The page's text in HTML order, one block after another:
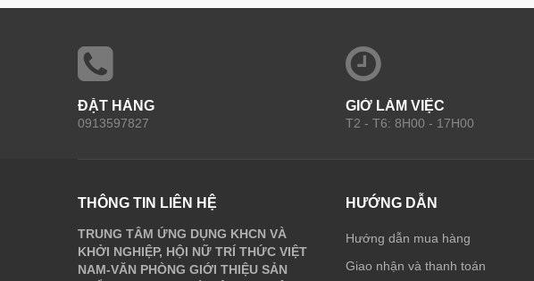
ĐẶT HÀNG
0913597827
GIỜ LÀM VIỆC
T2 - T6: 8H00 - 17H00
THÔNG TIN LIÊN HỆ
TRUNG TÂM ỨNG DỤNG KHCN VÀ
KHỞI NGHIỆP, HỘI NỮ TRÍ THỨC VIỆT
NAM-VĂN PHÒNG GIỚI THIỆU SẢN
HƯỚNG DẪN
Hướng dẫn mua hàng
Giao nhận và thanh toán